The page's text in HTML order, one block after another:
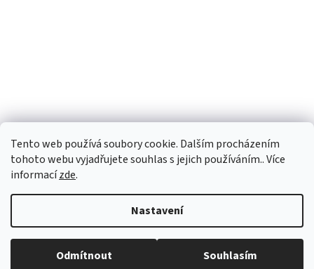
Tento web používá soubory cookie. Dalším procházením
tohoto webu vyjadřujete souhlas s jejich používáním.. Více
informacízde.
Nastavení
Odmítnout Souhlasím
Copyright 2026vypocetnitechnika.eu. Všechna práva vyhrazena.
Upravit nastavení cookies